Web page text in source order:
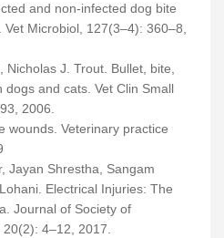
and non-infected dog bite
Vet Microbiol, 127(3–4): 360–8,
Nicholas J. Trout. Bullet, bite,
dogs and cats. Vet Clin Small
2006.
wounds. Veterinary practice
Jayan Shrestha, Sangam
Electrical Injuries: The
Journal of Society of
4–12, 2017.